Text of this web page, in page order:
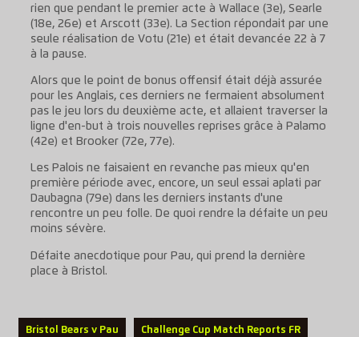
rien que pendant le premier acte à Wallace (3e), Searle
(18e, 26e) et Arscott (33e). La Section répondait par une
seule réalisation de Votu (21e) et était devancée 22 à 7
à la pause.
Alors que le point de bonus offensif était déjà assurée
pour les Anglais, ces derniers ne fermaient absolument
pas le jeu lors du deuxième acte, et allaient traverser la
ligne d'en-but à trois nouvelles reprises grâce à Palamo
(42e) et Brooker (72e, 77e).
Les Palois ne faisaient en revanche pas mieux qu'en
première période avec, encore, un seul essai aplati par
Daubagna (79e) dans les derniers instants d'une
rencontre un peu folle. De quoi rendre la défaite un peu
moins sévère.
Défaite anecdotique pour Pau, qui prend la dernière
place à Bristol.
Bristol Bears v Pau Challenge Cup Match Reports FR